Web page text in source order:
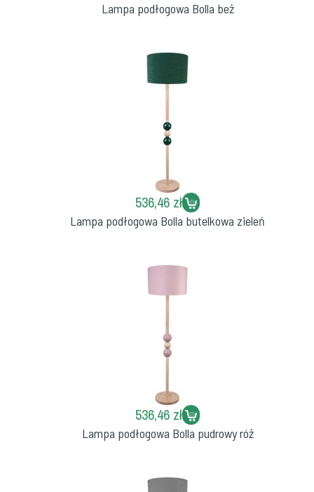
Lampa podłogowa Bolla beż
536,46 zł
Lampa podłogowa Bolla butelkowa zieleń
536,46 zł
Lampa podłogowa Bolla pudrowy róż